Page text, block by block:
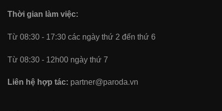
Thời gian làm việc:
Từ 08:30 - 17:30 các ngày thứ 2 đến thứ 6
Từ 08:30 - 12h00 ngày thứ 7
Liên hệ hợp tác: partner@paroda.vn